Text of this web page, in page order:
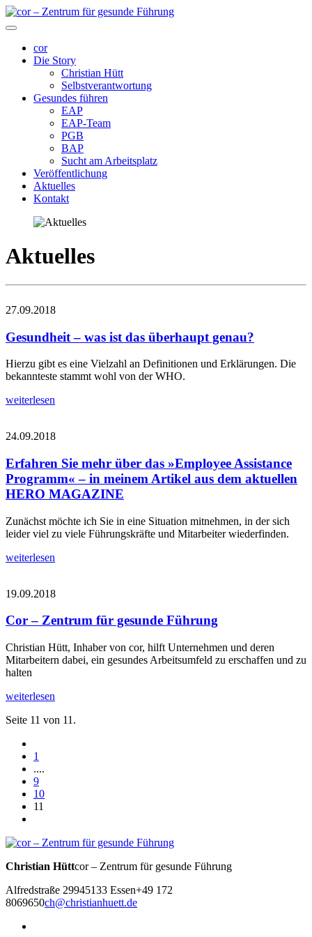
cor
Die Story
Christian Hütt
Selbstverantwortung
Gesundes führen
EAP
EAP-Team
PGB
BAP
Sucht am Arbeitsplatz
Veröffentlichung
Aktuelles
Kontakt
Aktuelles
27.09.2018
Gesundheit – was ist das überhaupt genau?
Hierzu gibt es eine Vielzahl an Definitionen und Erklärungen. Die
bekannteste stammt wohl von der WHO.
weiterlesen
24.09.2018
Erfahren Sie mehr über das »Employee Assistance
Programm« – in meinem Artikel aus dem aktuellen
HERO MAGAZINE
Zunächst möchte ich Sie in eine Situation mitnehmen, in der sich
leider viel zu viele Führungskräfte und Mitarbeiter wiederfinden.
weiterlesen
19.09.2018
Cor – Zentrum für gesunde Führung
Christian Hütt, Inhaber von cor, hilft Unternehmen und deren
Mitarbeitern dabei, ein gesundes Arbeitsumfeld zu erschaffen und zu
halten
weiterlesen
Seite 11 von 11.
1
....
9
10
11
Christian Hüttcor – Zentrum für gesunde Führung
Alfredstraße 29945133 Essen+49 172
8069650ch@christianhuett.de